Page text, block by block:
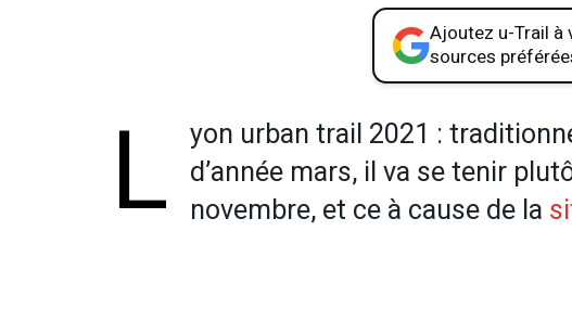
Ajoutez u-Trail à
sources
L yon urban trail 2021 :
d’année mars, il va se tenir
novembre, et ce à cause de la